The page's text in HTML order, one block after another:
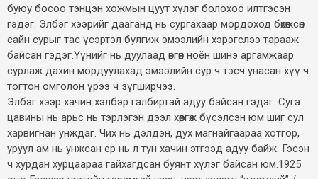
буюу босоо тэнцэн хожмын цуут хүлэг болохоо илтгэсэн
гэдэг. Элбэг хээрийг дааганд нь сургахаар мордоход бөхөжсөн
сайн сурыг тас үсэртэл булгиж эмээлийн хэрэгслээ тарааж
байсан гэдэг.Үүнийг нь дуулаад өвгөн ноён шинэ аргамжаар
сурлаж дахин мордуулахад эмээлийн сур ч тэсч унасан хүү ч
тогтон омголон үрээ ч зүгширчээ.
Элбэг хээр хачин хэлбэр галбиртай адуу байсан гэдэг. Суга
цавины нь арьс нь тэрлэгэн дээл хөөргөж бүсэлсэн юм шиг сул
харвигнан унждаг. Чих нь дэлдэн, дух магнайгаараа хотгор,
уруул ам нь унжсан ер нь л тун хачин этгээд адуу байж. Гэсэн
ч хурдан хурцаараа гайхагдсан буянт хүлэг байсан юм.1925